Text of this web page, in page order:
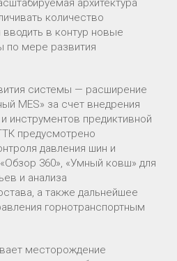
архитектура
количество
в контур новые
по мере развития
системы — расширение
MES» за счет внедрения
инструментов предиктивной
предусмотрено
давления шин и
360», «Умный ковш» для
и анализа
а также дальнейшее
горнотранспортным
месторождение